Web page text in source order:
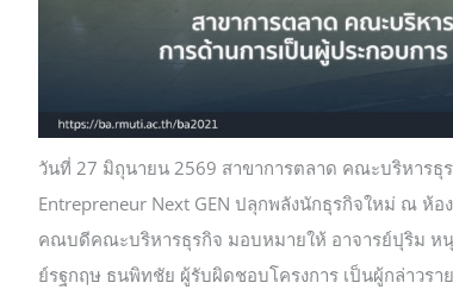
วันที่ 27 มิถุนายน 2569 สาขาการตลาด คณะบริหารธุ
Entrepreneur Next GEN ปลุกพลังนักธุรกิจใหม่ ณ
คณบดีคณะบริหารธุรกิจ มอบหมายให้ อาจารย์ปุริม ห
ย์รฐกฤษ ธนพิทชัย ผู้รับผิดชอบโครงการ เป็นผู้กล่าวรา